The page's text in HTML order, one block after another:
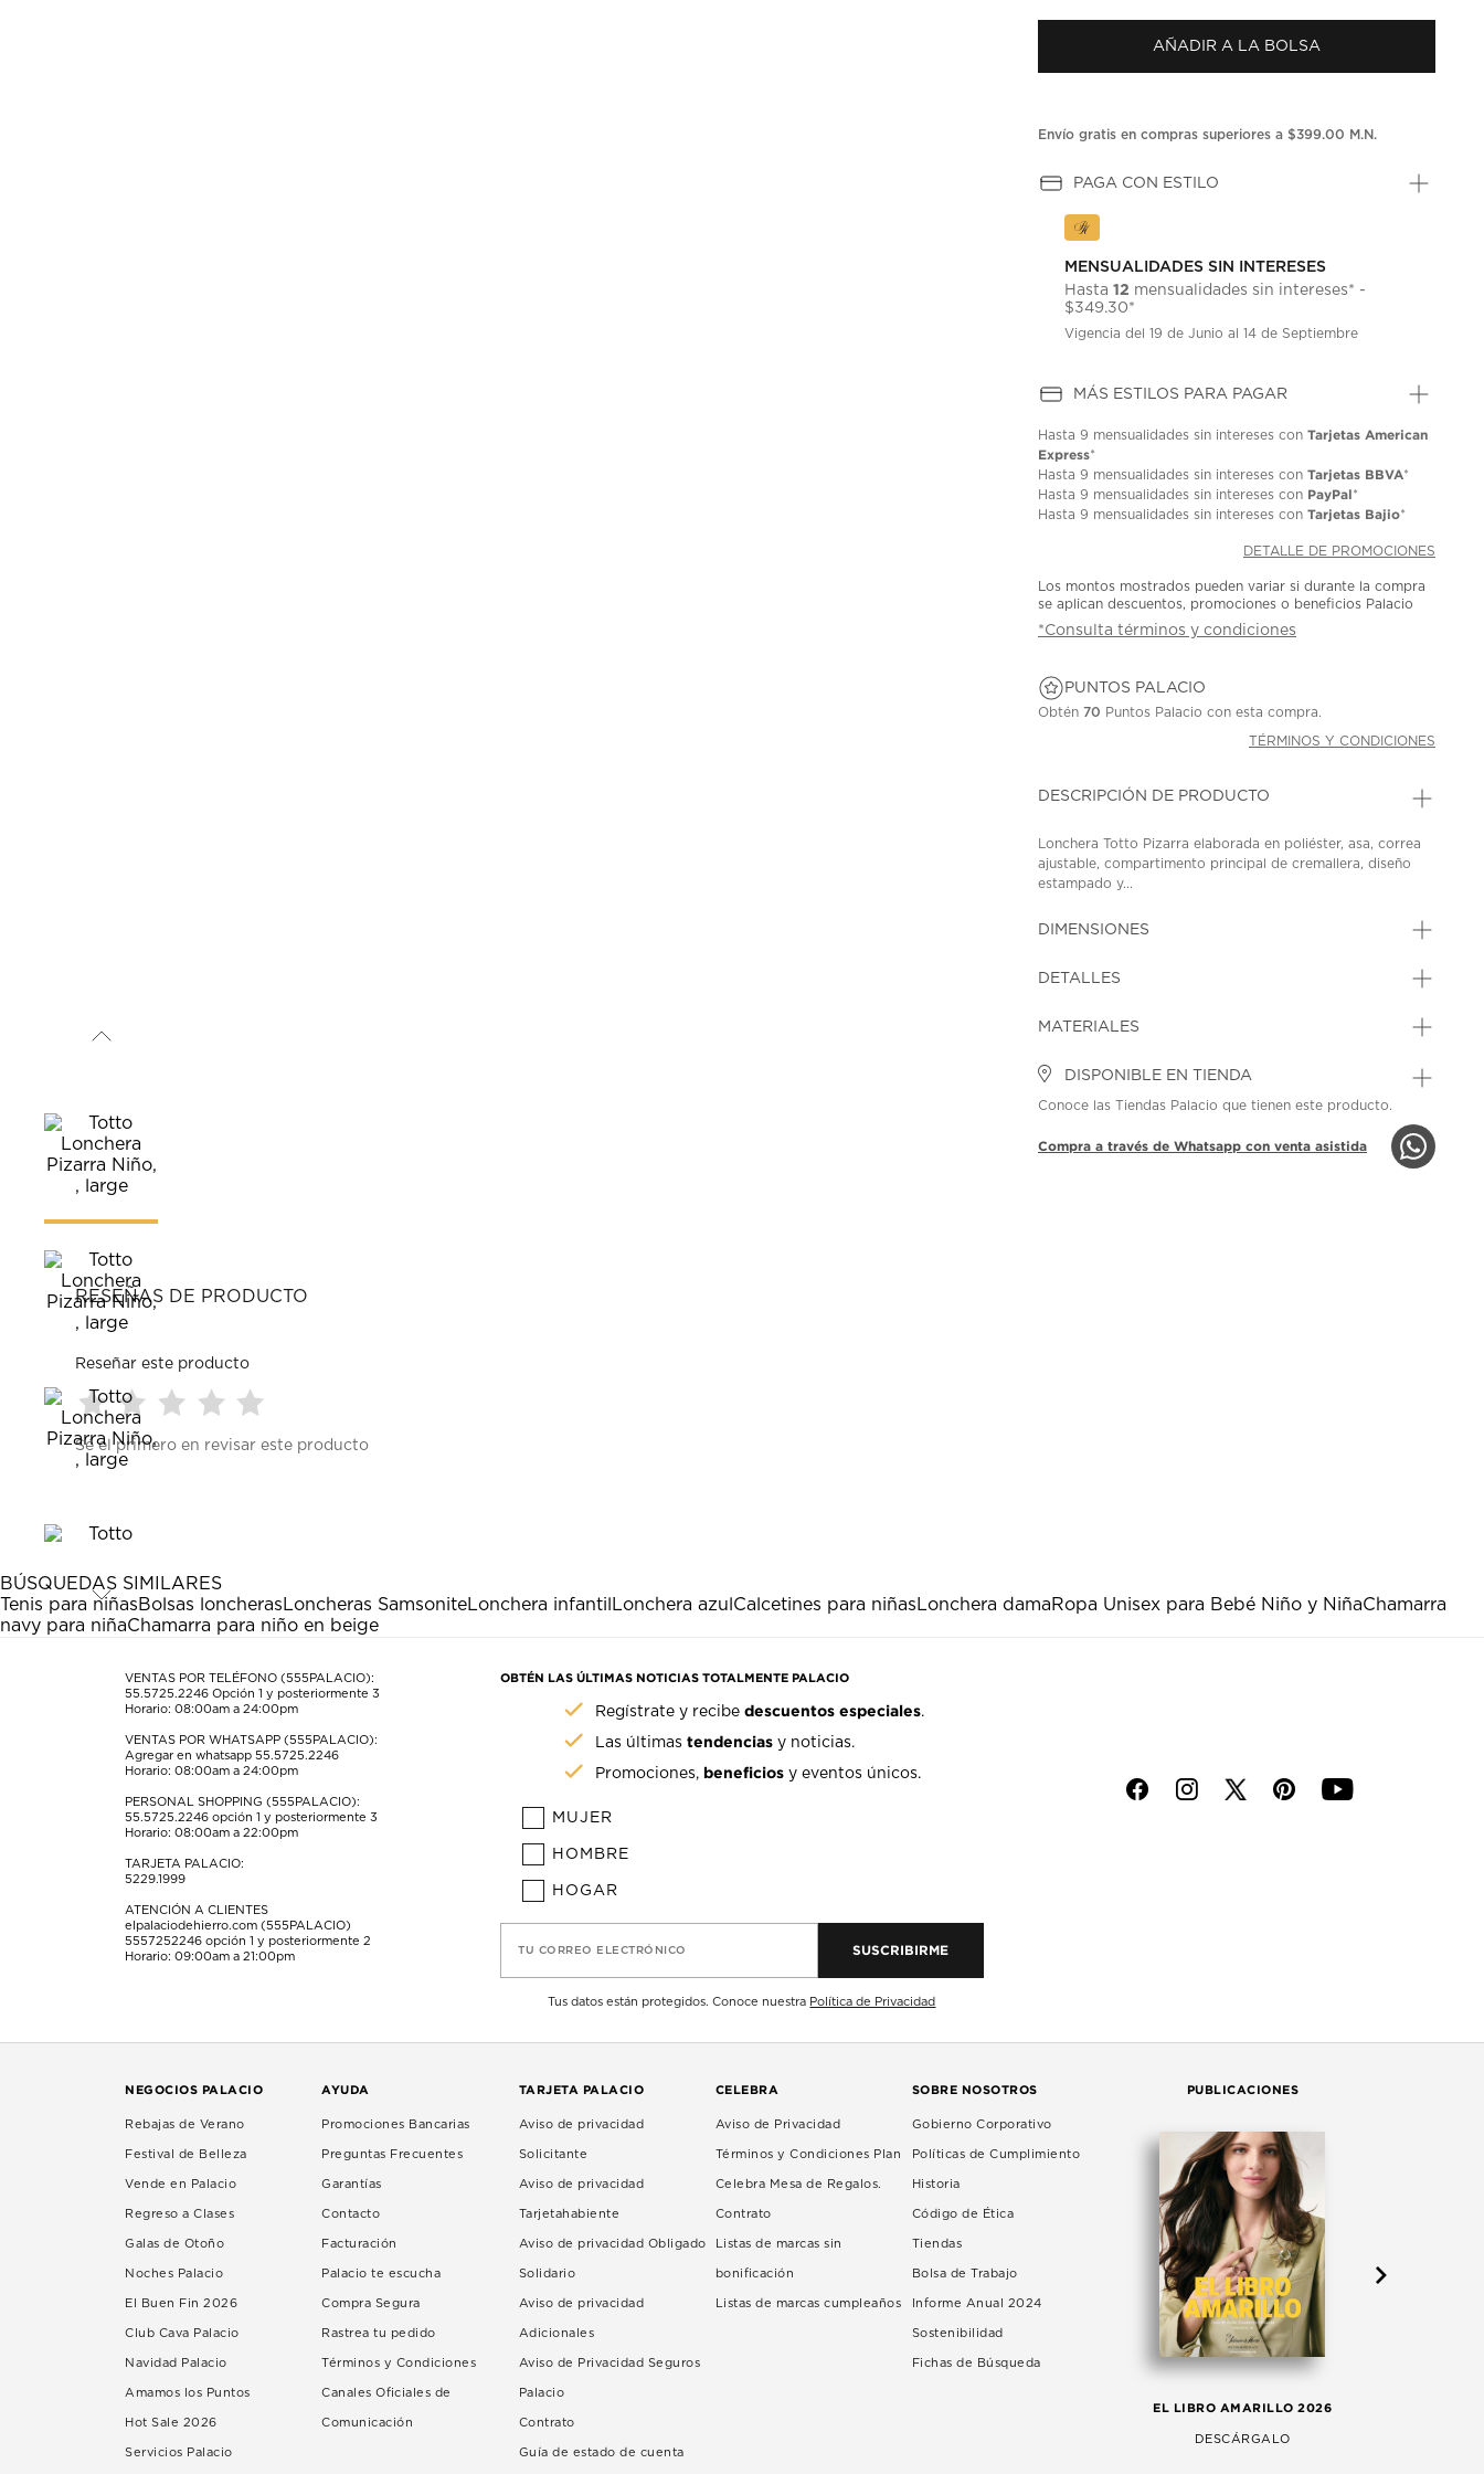
puntuación.
en
la
AÑADIR A LA BOLSA
Envío gratis en compras superiores a $399.00 M.N.
PAGA CON ESTILO
MENSUALIDADES SIN INTERESES
Hasta12 mensualidades sin intereses* -
$349.30*
Vigencia del 19 de Junio al 14 de Septiembre
MÁS ESTILOS PARA PAGAR
Hasta9 mensualidades sin intereses conTarjetas American
Express*
Hasta9 mensualidades sin intereses conTarjetas BBVA*
Hasta9 mensualidades sin intereses con PayPal*
Hasta9 mensualidades sin intereses conTarjetas Bajio*
DETALLE DE PROMOCIONES
Los montos mostrados pueden variar si durante la compra
se aplican descuentos, promociones o beneficios Palacio
*Consulta términos y condiciones
PUNTOS PALACIO
Obtén70 Puntos Palacio con esta compra.
TÉRMINOS Y CONDICIONES
DESCRIPCIÓN DE PRODUCTO
Lonchera Totto Pizarra elaborada en poliéster, asa, correa
ajustable, compartimento principal de cremallera, diseño
estampado y...
DIMENSIONES
DETALLES
MATERIALES
DISPONIBLE EN TIENDA
Conoce las Tiendas Palacio que tienen este producto.
Compra a través de Whatsapp con venta asistida
RESEÑAS DE PRODUCTO
Reseñar este producto
Seleccionar
para
calificar
con
estrella
Esta
acción
abrirá
formulario
Seleccionar
para
calificar
con
estrellas.
Esta
acción
abrirá
formulario
de
para
estrellas.
Esta
acción
abrirá
formulario
de
para
estrellas.
Esta
acción
abrirá
formulario
de
para
Esta
acción
abrirá
formulario
de
envío.
Sé el primero en revisar este producto
BÚSQUEDAS SIMILARES
Tenis para niñasBolsas loncherasLoncheras SamsoniteLonchera infantil Lonchera azul Calcetines para niñasLonchera damaRopa Unisex para Bebé Niño y NiñaChamarra
navy para niñaChamarra para niño en beige
VENTAS POR TELÉFONO (555PALACIO):
55.5725.2246 Opción 1 y posteriormente 3
Horario: 08:00am a 24:00pm
VENTAS POR WHATSAPP (555PALACIO):
Agregar en whatsapp 55.5725.2246
Horario: 08:00am a 24:00pm
PERSONAL SHOPPING (555PALACIO):
55.5725.2246 opción 1 y posteriormente 3
Horario: 08:00am a 22:00pm
TARJETA PALACIO:
5229.1999
ATENCIÓN A CLIENTES
elpalaciodehierro.com (555PALACIO)
5557252246 opción 1 y posteriormente 2
Horario: 09:00am a 21:00pm
OBTÉN LAS ÚLTIMAS NOTICIAS TOTALMENTE PALACIO
Regístrate y recibedescuentos especiales.
Las últimastendencias y noticias.
Promociones, beneficios y eventos únicos.
MUJER
HOMBRE
HOGAR
TU CORREO ELECTRÓNICO SUSCRIBIRME
Tus datos están protegidos. Conoce nuestra Política de Privacidad
f i p y
NEGOCIOS PALACIO
Rebajas de Verano
Festival de Belleza
Vende en Palacio
Regreso a Clases
Galas de Otoño
Noches Palacio
El Buen Fin 2026
Club Cava Palacio
Navidad Palacio
Amamos los Puntos
Hot Sale 2026
Servicios Palacio
AYUDA
Promociones Bancarias
Preguntas Frecuentes
Garantías
Contacto
Facturación
Palacio te escucha
Compra Segura
Rastrea tu pedido
Términos y Condiciones
Canales Oficiales de
Comunicación
TARJETA PALACIO
Aviso de privacidad
Solicitante
Aviso de privacidad
Tarjetahabiente
Aviso de privacidad Obligado
Solidario
Aviso de privacidad
Adicionales
Aviso de Privacidad Seguros
Palacio
Contrato
Guía de estado de cuenta
CELEBRA
Aviso de Privacidad
Términos y Condiciones Plan
Celebra Mesa de Regalos.
Contrato
Listas de marcas sin
bonificación
Listas de marcas cumpleaños
SOBRE NOSOTROS
Gobierno Corporativo
Políticas de Cumplimiento
Historia
Código de Ética
Tiendas
Bolsa de Trabajo
Informe Anual 2024
Sostenibilidad
Fichas de Búsqueda
PUBLICACIONES
EL LIBRO AMARILLO 2026
DESCÁRGALO